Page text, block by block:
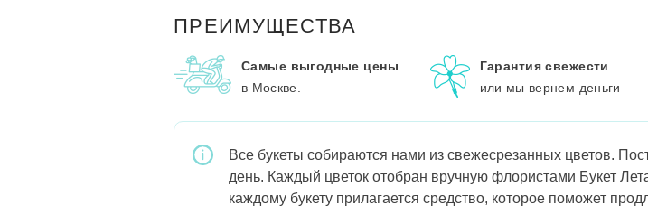
ПРЕИМУЩЕСТВА
Самые выгодные цены
в Москве.
Гарантия свежести
или мы вернем деньги
Все букеты собираются нами из свежесрезанных цветов.
день. Каждый цветок отобран вручную флористами Букет
каждому букету прилагается средство, которое поможет